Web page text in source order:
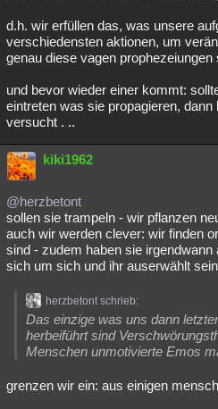
d.h. wir erfüllen das, was unsere
verschiedensten aktionen, um
genau diese vagen
und bevor wieder einer kommt:
eintreten was sie propagieren,
versucht . ..
kiki1962
@herzbetont
sollen sie trampeln - wir pflanzen
auch wir werden clever: wir finden
sind - zudem haben sie
sich um sich und ihr auserwählt
herzbetont schrieb:
Das einzige was uns dann
herbeiführt sind
Menschen unmotivierte Emos
grenzen wir ein: aus einigen